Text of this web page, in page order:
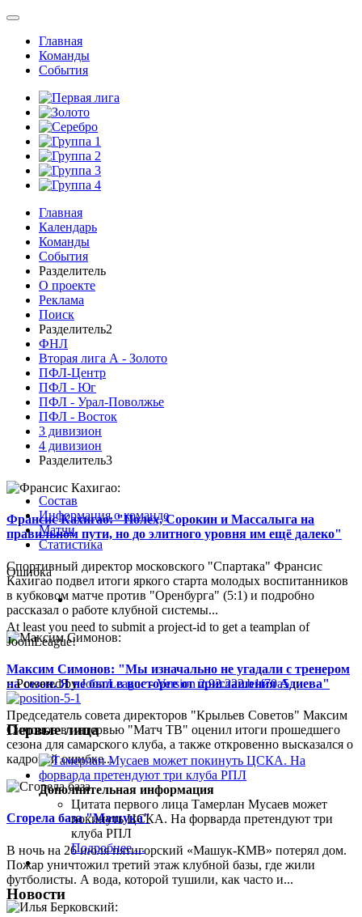
Главная
Команды
События
Главная
Календарь
Команды
События
Разделитель
О проекте
Реклама
Поиск
Разделитель2
ФНЛ
Вторая лига А - Золото
ПФЛ-Центр
ПФЛ - Юг
ПФЛ - Урал-Поволжье
ПФЛ - Восток
3 дивизион
4 дивизион
Разделитель3
Франсис Кахигао: "Полех, Сорокин и Массалыга на
правильном пути, но до элитного уровня им ещё далеко"
Спортивный директор московского "Спартака" Франсис
Кахигао подвел итоги яркого старта молодых воспитанников
в кубковом матче против "Оренбурга" (5:1) и подробно
рассказал о работе клубной системы...
Максим Симонов: "Мы изначально не угадали с тренером
на сезон. Я не был в восторге от приглашения Адиева"
Председатель совета директоров "Крыльев Советов" Максим
Симонов в интервью "Матч ТВ" оценил итоги прошедшего
сезона для самарского клуба, а также откровенно высказался о
кадровой ошибке...
Сгорела база "Машука"
В ночь на 26 июля пятигорский «Машук-КМВ» потерял дом.
Пожар уничтожил третий этаж клубной базы, где жили
футболисты. А вода, которой тушили, как часто и...
Состав
Информация о команде
Матчи
Статистика
Ошибка
At least you need to submit a project-id to get a teamplan of
JoomLeague!
:: Powered byJoomLeague-Version 2.92.222.b1f70a5::
Первые лица
Дополнительная информация
Цитата первого лица Тамерлан Мусаев может
покинуть ЦСКА. На форварда претендуют три
клуба РПЛ
Подробнее ...
Новости